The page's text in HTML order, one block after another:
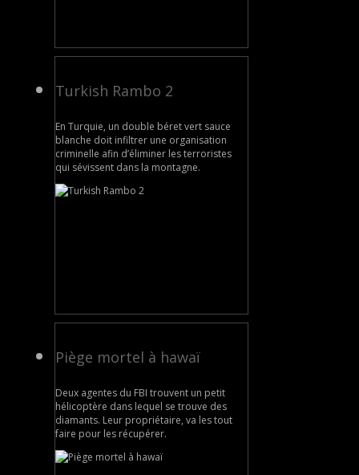
Turkish Rambo 2
En Turquie, un double béret vert sauce
blanche doit infiltrer une organisation
criminelle afin d’éliminer les terroristes
qui sévissent dans la montagne.
Piège mortel à hawaï
Deux agentes du FBI trouvent un petit
hélicoptère dans lequel se trouve des
diamants. Leur propriétaire, va les tout
faire pour les récupérer.